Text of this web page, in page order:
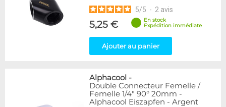
5/5 - 2 avis
5,25 €
En stock
Expédition immédiate
Ajouter au panier
Alphacool -
Double Connecteur Femelle /
Femelle 1/4" 90° 20mm -
Alphacool Eiszapfen - Argent